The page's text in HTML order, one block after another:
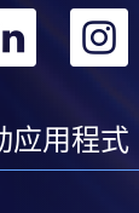
转
应用程式